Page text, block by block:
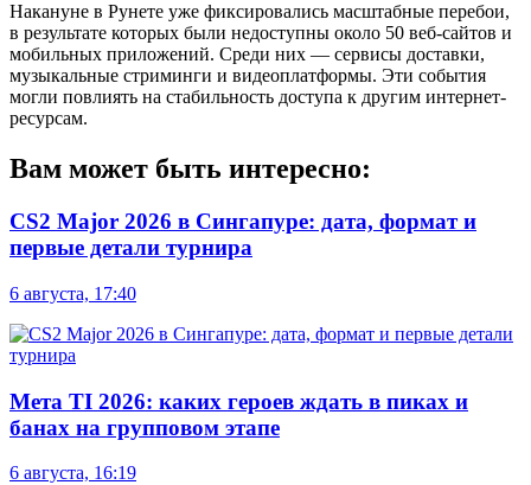
Накануне в Рунете уже фиксировались масштабные перебои,
в результате которых были недоступны около 50 веб-сайтов и
мобильных приложений. Среди них — сервисы доставки,
музыкальные стриминги и видеоплатформы. Эти события
могли повлиять на стабильность доступа к другим интернет-
ресурсам.
Вам может быть интересно:
CS2 Major 2026 в Сингапуре: дата, формат и
первые детали турнира
6 августа, 17:40
Мета TI 2026: каких героев ждать в пиках и
банах на групповом этапе
6 августа, 16:19